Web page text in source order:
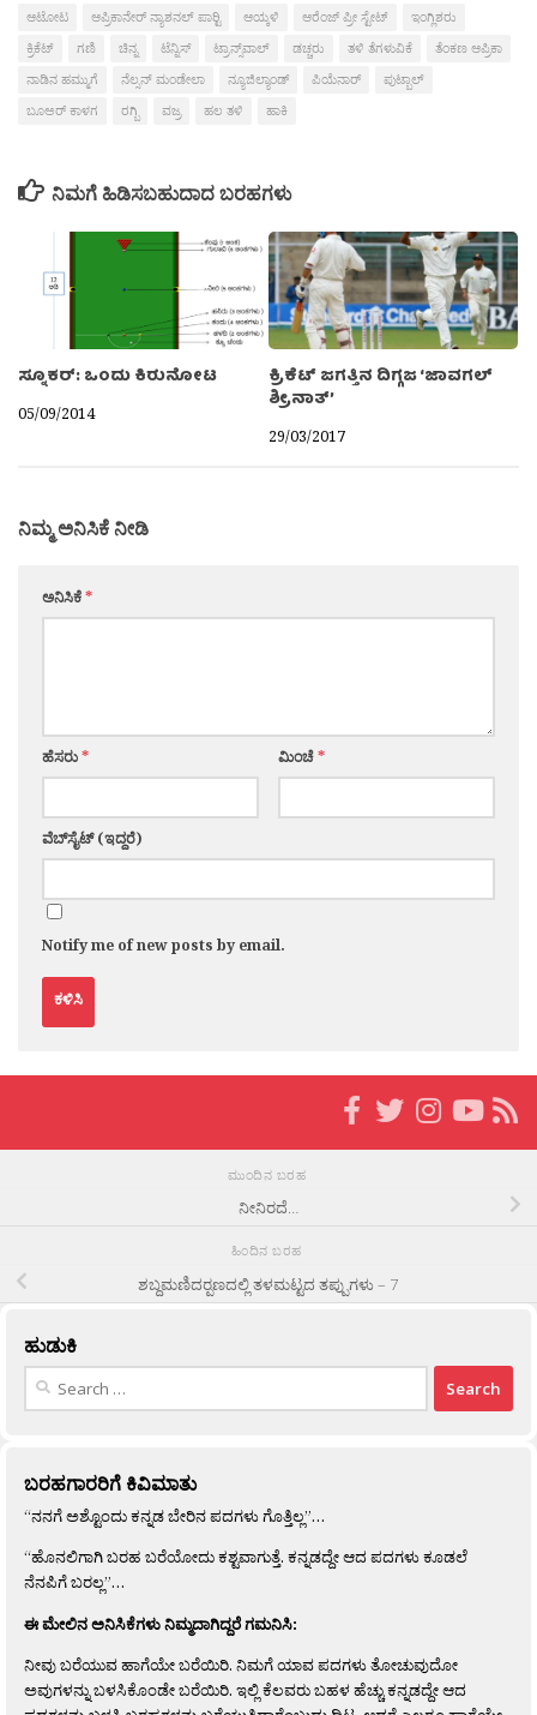
ಆಟೋಟ ಆಪ್ರಿಕಾನೇರ್‍ ನ್ಯಾಶನಲ್ ಪಾರ‍್ಟಿ ಆಯ್ಕಳಿ ಆರೆಂಜ್ ಪ್ರೀ ಸ್ಟೇಟ್
ಇಂಗ್ಲಿಶರು
ಕ್ರಿಕೆಟ್
ಗಣಿ ಚಿನ್ನ ಟೆನ್ನಿಸ್ ಟ್ರಾನ್ಸ್‌ವಾಲ್ ಡಚ್ಚರು ತಳಿ ತೆಗಳುವಿಕೆ
ತೆಂಕಣ ಆಪ್ರಿಕಾ
ನಾಡಿನ ಹಮ್ಮುಗೆ
ನೆಲ್ಸನ್ ಮಂಡೇಲಾ ನ್ಯೂಜಿಲ್ಯಾಂಡ್ ಪಿಯೆನಾರ್‍‌
ಪುಟ್ಬಾಲ್
ಬೂಅರ್ ಕಾಳಗ
ರಗ್ಬಿ ವಜ್ರ ಹಲ ತಳಿ ಹಾಕಿ
ನಿಮಗೆ ಹಿಡಿಸಬಹುದಾದ ಬರಹಗಳು
ಸ್ನೂಕರ್: ಒಂದು ಕಿರುನೋಟ
05/09/2014
ಕ್ರಿಕೆಟ್ ಜಗತ್ತಿನ ದಿಗ್ಗಜ ‘ಜಾವಗಲ್
ಶ್ರೀನಾತ್’
29/03/2017
ನಿಮ್ಮ ಅನಿಸಿಕೆ ನೀಡಿ
ಅನಿಸಿಕೆ*
ಹೆಸರು* ಮಿಂಚೆ*
ವೆಬ್‌ಸೈಟ್ (ಇದ್ದರೆ)
Notify me of new posts by email.
ಮುಂದಿನ ಬರಹ
ನೀನಿರದೆ…
ಹಿಂದಿನ ಬರಹ
ಶಬ್ದಮಣಿದರ‍್ಪಣದಲ್ಲಿ ತಳಮಟ್ಟದ ತಪ್ಪುಗಳು – 7
ಹುಡುಕಿ
Search
ಬರಹಗಾರರಿಗೆ ಕಿವಿಮಾತು
“ನನಗೆ ಅಶ್ಟೊಂದು ಕನ್ನಡ ಬೇರಿನ ಪದಗಳು ಗೊತ್ತಿಲ್ಲ”…
“ಹೊನಲಿಗಾಗಿ ಬರಹ ಬರೆಯೋದು ಕಶ್ಟವಾಗುತ್ತೆ. ಕನ್ನಡದ್ದೇ ಆದ ಪದಗಳು ಕೂಡಲೆ
ನೆನಪಿಗೆ ಬರಲ್ಲ”…
ಈ ಮೇಲಿನ ಅನಿಸಿಕೆಗಳು ನಿಮ್ಮದಾಗಿದ್ದರೆ ಗಮನಿಸಿ:
ನೀವು ಬರೆಯುವ ಹಾಗೆಯೇ ಬರೆಯಿರಿ. ನಿಮಗೆ ಯಾವ ಪದಗಳು ತೋಚುವುದೋ
ಅವುಗಳನ್ನು ಬಳಸಿಕೊಂಡೇ ಬರೆಯಿರಿ. ಇಲ್ಲಿ ಕೆಲವರು ಬಹಳ ಹೆಚ್ಚು ಕನ್ನಡದ್ದೇ ಆದ